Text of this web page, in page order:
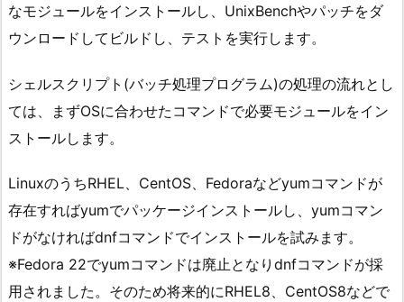
なモジュールをインストールし、UnixBenchやパッチをダ
ウンロードしてビルドし、テストを実行します。
シェルスクリプト(バッチ処理プログラム)の処理の流れとし
ては、まずOSに合わせたコマンドで必要モジュールをイン
ストールします。
LinuxのうちRHEL、CentOS、Fedoraなどyumコマンドが
存在すればyumでパッケージインストールし、yumコマン
ドがなければdnfコマンドでインストールを試みます。
※Fedora 22でyumコマンドは廃止となりdnfコマンドが採
用されました。そのため将来的にRHEL8、CentOS8などで